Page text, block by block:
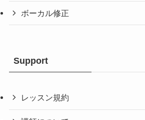
ボーカル修正
Support
レッスン規約